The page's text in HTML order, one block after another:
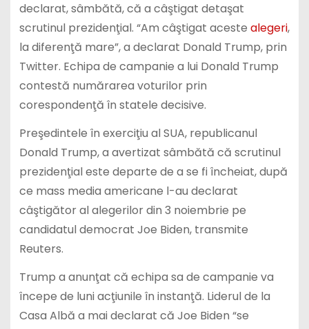
declarat, sâmbătă, că a câştigat detaşat
scrutinul prezidenţial. “Am câştigat aceste alegeri,
la diferenţă mare”, a declarat Donald Trump, prin
Twitter. Echipa de campanie a lui Donald Trump
contestă numărarea voturilor prin
corespondenţă în statele decisive.
Preşedintele în exerciţiu al SUA, republicanul
Donald Trump, a avertizat sâmbătă că scrutinul
prezidenţial este departe de a se fi încheiat, după
ce mass media americane l-au declarat
câştigător al alegerilor din 3 noiembrie pe
candidatul democrat Joe Biden, transmite
Reuters.
Trump a anunţat că echipa sa de campanie va
începe de luni acţiunile în instanţă. Liderul de la
Casa Albă a mai declarat că Joe Biden “se